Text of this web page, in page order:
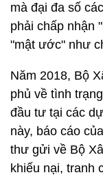
mà đại đa số
phải chấp nhận
"mật ước" như
Năm 2018, Bộ
phủ về tình
đầu tư tại các
này, báo cáo
thư gửi về Bộ
khiếu nại, tranh